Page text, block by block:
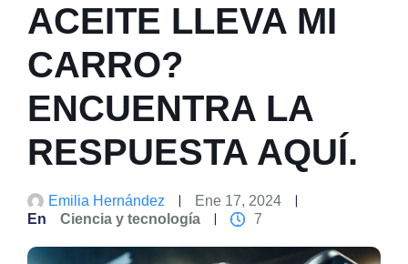
ACEITE LLEVA MI
CARRO?
ENCUENTRA LA
RESPUESTA AQUÍ.
Emilia Hernández
Ene 17, 2024
En
Ciencia y tecnología 7